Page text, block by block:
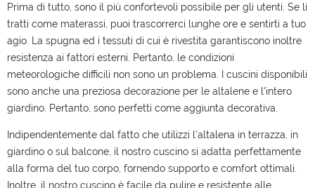
Prima di tutto, sono il più confortevoli possibile per gli utenti. Se li
tratti come materassi, puoi trascorrerci lunghe ore e sentirti a tuo
agio. La spugna ed i tessuti di cui è rivestita garantiscono inoltre
resistenza ai fattori esterni. Pertanto, le condizioni
meteorologiche difficili non sono un problema. I cuscini disponibili
sono anche una preziosa decorazione per le altalene e l'intero
giardino. Pertanto, sono perfetti come aggiunta decorativa.
Indipendentemente dal fatto che utilizzi l'altalena in terrazza, in
giardino o sul balcone, il nostro cuscino si adatta perfettamente
alla forma del tuo corpo, fornendo supporto e comfort ottimali.
Inoltre, il nostro cuscino è facile da pulire e resistente alle